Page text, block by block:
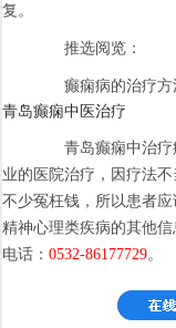
复。
推选阅览：
癫痫病的治疗方
青岛癫痫中医治疗
青岛癫痫中治疗
业的医院治疗，因疗法
不少冤枉钱，所以患者
精神心理类疾病的其他
电话：0532-86177729。